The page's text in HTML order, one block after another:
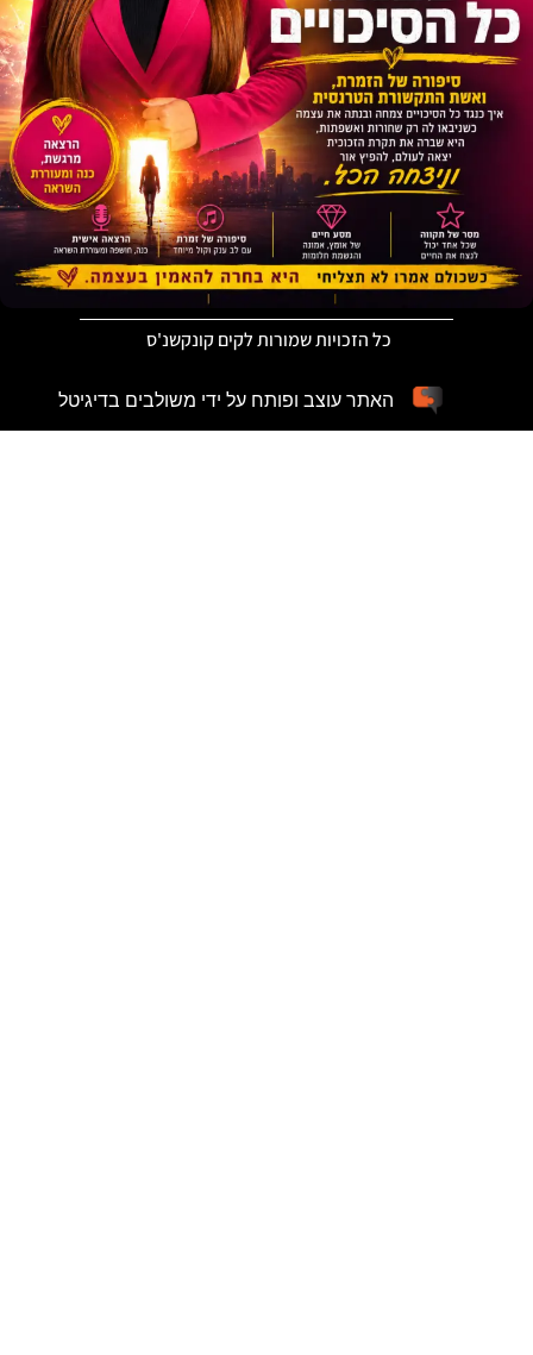
כל הזכויות שמורות לקים קונקשנ'ס
האתר עוצב ופותח על ידי משולבים בדיגיטל